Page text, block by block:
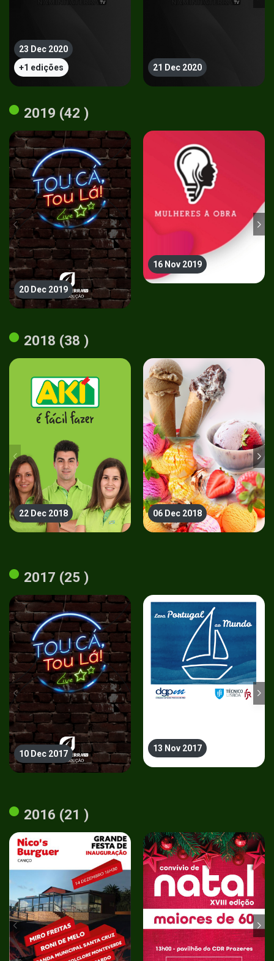
23 Dec 2020
+1 edições
21 Dec 2020
2019 (42 )
20 Dec 2019
16 Nov 2019
2018 (38 )
22 Dec 2018 06 Dec 2018
2017 (25 )
10 Dec 2017
13 Nov 2017
2016 (21 )